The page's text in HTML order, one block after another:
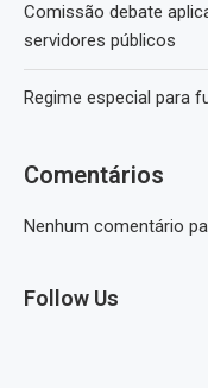
Comissão debate
servidores públicos
Regime especial para
Comentários
Nenhum comentário
Follow Us